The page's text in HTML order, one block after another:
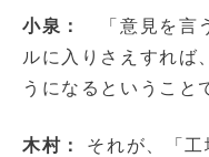
小泉：
「意見を言
ルに入りさえすれば
うになるということ
木村：
それが、「